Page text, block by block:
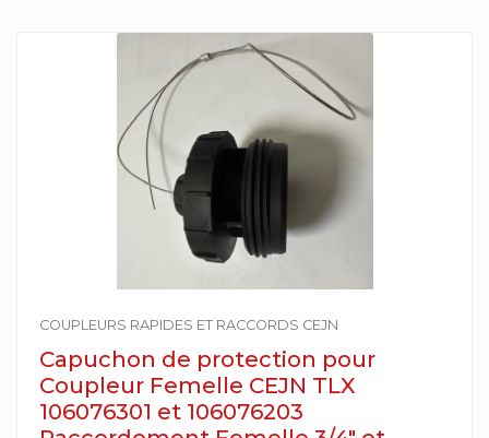
COUPLEURS RAPIDES ET RACCORDS CEJN
Capuchon de protection pour
Coupleur Femelle CEJN TLX
106076301 et 106076203